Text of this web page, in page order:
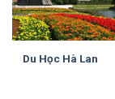
Du Học Hà Lan